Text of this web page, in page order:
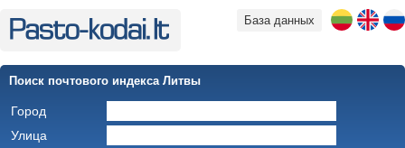
База данных
Поиск почтового индекса Литвы
Город
Улица